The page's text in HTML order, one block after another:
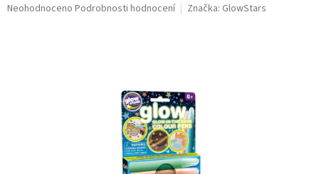
Průměrné
Neohodnoceno Podrobnosti hodnocení Značka: GlowStars